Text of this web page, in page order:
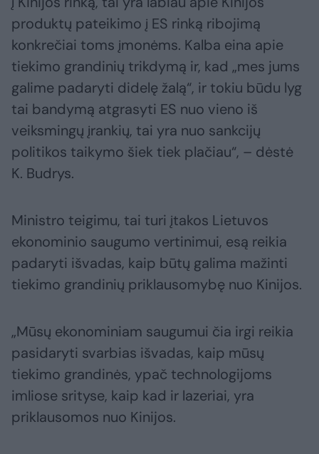
produktų pateikimo į ES rinką ribojimą
konkrečiai toms įmonėms. Kalba eina apie
tiekimo grandinių trikdymą ir, kad „mes jums
galime padaryti didelę žalą“, ir tokiu būdu lyg
tai bandymą atgrasyti ES nuo vieno iš
veiksmingų įrankių, tai yra nuo sankcijų
politikos taikymo šiek tiek plačiau“, – dėstė
K. Budrys.
Ministro teigimu, tai turi įtakos Lietuvos
ekonominio saugumo vertinimui, esą reikia
padaryti išvadas, kaip būtų galima mažinti
tiekimo grandinių priklausomybę nuo Kinijos.
„Mūsų ekonominiam saugumui čia irgi reikia
pasidaryti svarbias išvadas, kaip mūsų
tiekimo grandinės, ypač technologijoms
imliose srityse, kaip kad ir lazeriai, yra
priklausomos nuo Kinijos.